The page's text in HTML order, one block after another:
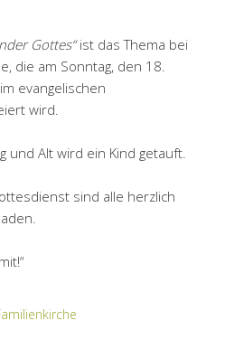
Gottes“ist das Thema bei
die am Sonntag, den 18.
evangelischen
wird.
und Alt wird ein Kind getauft.
sind alle herzlich